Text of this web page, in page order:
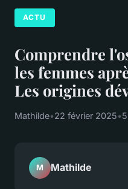
ACTU
Comprendre
les femmes
Les origines
Mathilde•22 février 2025•
M Mathilde